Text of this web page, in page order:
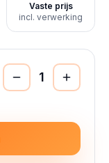
Vaste prijs
incl. verwerking
1